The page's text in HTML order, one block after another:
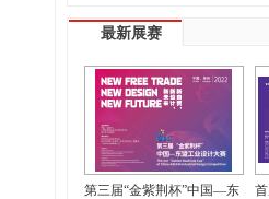
最新展赛
第三届“金紫荆杯”中国—东